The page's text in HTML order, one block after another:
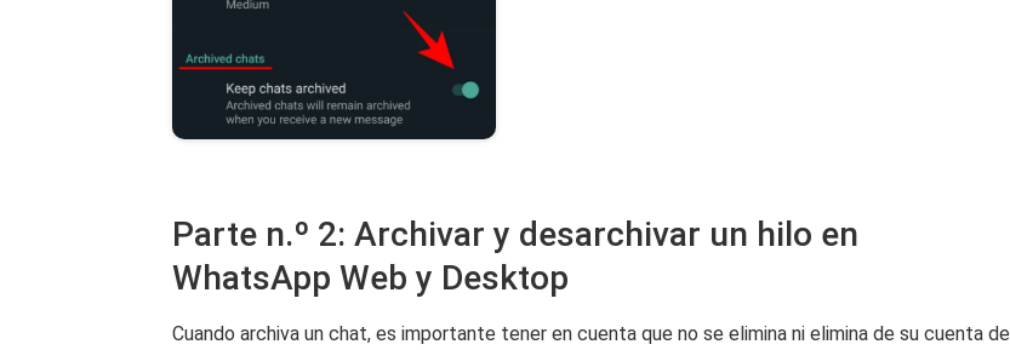
Parte n.º 2: Archivar y desarchivar un hilo en
WhatsApp Web y Desktop
Cuando archiva un chat, es importante tener en cuenta que no se elimina ni elimina de su cuenta de